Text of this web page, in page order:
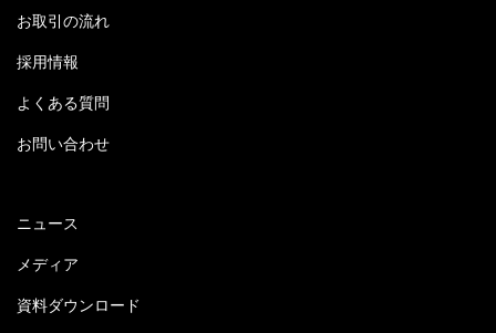
お取引の流れ
採用情報
よくある質問
お問い合わせ
ニュース
メディア
資料ダウンロード